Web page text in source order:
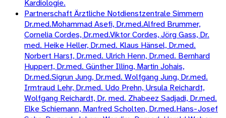
Kardiologie.
Partnerschaft Ärztliche Notdienstzentrale Simmern
Dr.med.Mohammad Asefi, Dr.med.Alfred Brummer,
Cornelia Cordes, Dr.med.Viktor Cordes, Jörg Gass, Dr.
med. Heike Heller, Dr.med. Klaus Hänsel, Dr.med.
Norbert Harst, Dr.med. Ulrich Henn, Dr.med. Bernhard
Huppert, Dr.med. Günther Illing, Martin Johais,
Dr.med.Sigrun Jung, Dr.med. Wolfgang Jung, Dr.med.
Irmtraud Lehr, Dr.med. Udo Prehn, Ursula Reichardt,
Wolfgang Reichardt, Dr. med. Zhabeez Sadjadi, Dr.med.
Elke Schiemann, Manfred Scholten, Dr.med.Hans-Josef